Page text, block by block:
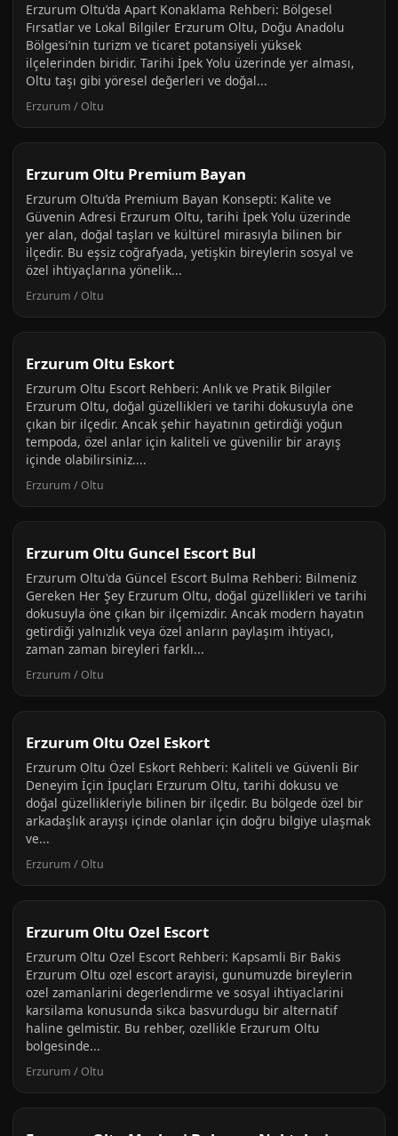
Erzurum Oltu’da Apart Konaklama Rehberi: Bölgesel
Fırsatlar ve Lokal Bilgiler Erzurum Oltu, Doğu Anadolu
Bölgesi’nin turizm ve ticaret potansiyeli yüksek
ilçelerinden biridir. Tarihi İpek Yolu üzerinde yer alması,
Oltu taşı gibi yöresel değerleri ve doğal...
Erzurum / Oltu
Erzurum Oltu Premium Bayan
Erzurum Oltu’da Premium Bayan Konsepti: Kalite ve
Güvenin Adresi Erzurum Oltu, tarihi İpek Yolu üzerinde
yer alan, doğal taşları ve kültürel mirasıyla bilinen bir
ilçedir. Bu eşsiz coğrafyada, yetişkin bireylerin sosyal ve
özel ihtiyaçlarına yönelik...
Erzurum / Oltu
Erzurum Oltu Eskort
Erzurum Oltu Escort Rehberi: Anlık ve Pratik Bilgiler
Erzurum Oltu, doğal güzellikleri ve tarihi dokusuyla öne
çıkan bir ilçedir. Ancak şehir hayatının getirdiği yoğun
tempoda, özel anlar için kaliteli ve güvenilir bir arayış
içinde olabilirsiniz....
Erzurum / Oltu
Erzurum Oltu Guncel Escort Bul
Erzurum Oltu'da Güncel Escort Bulma Rehberi: Bilmeniz
Gereken Her Şey Erzurum Oltu, doğal güzellikleri ve tarihi
dokusuyla öne çıkan bir ilçemizdir. Ancak modern hayatın
getirdiği yalnızlık veya özel anların paylaşım ihtiyacı,
zaman zaman bireyleri farklı...
Erzurum / Oltu
Erzurum Oltu Ozel Eskort
Erzurum Oltu Özel Eskort Rehberi: Kaliteli ve Güvenli Bir
Deneyim İçin İpuçları Erzurum Oltu, tarihi dokusu ve
doğal güzellikleriyle bilinen bir ilçedir. Bu bölgede özel bir
arkadaşlık arayışı içinde olanlar için doğru bilgiye ulaşmak
ve...
Erzurum / Oltu
Erzurum Oltu Ozel Escort
Erzurum Oltu Ozel Escort Rehberi: Kapsamli Bir Bakis
Erzurum Oltu ozel escort arayisi, gunumuzde bireylerin
ozel zamanlarini degerlendirme ve sosyal ihtiyaclarini
karsilama konusunda sikca basvurdugu bir alternatif
haline gelmistir. Bu rehber, ozellikle Erzurum Oltu
bolgesinde...
Erzurum / Oltu